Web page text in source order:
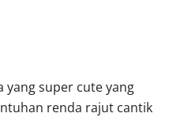
yang super cute yang
renda rajut cantik